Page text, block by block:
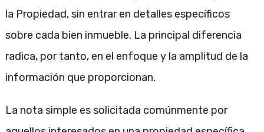
la Propiedad, sin entrar en detalles específicos
sobre cada bien inmueble. La principal diferencia
radica, por tanto, en el enfoque y la amplitud de la
información que proporcionan.
La nota simple es solicitada comúnmente por